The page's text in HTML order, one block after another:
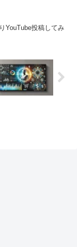
YouTube投稿してみ